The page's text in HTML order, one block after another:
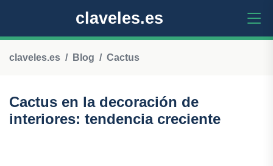
claveles.es
claveles.es Blog Cactus
Cactus en la decoración de
interiores: tendencia creciente